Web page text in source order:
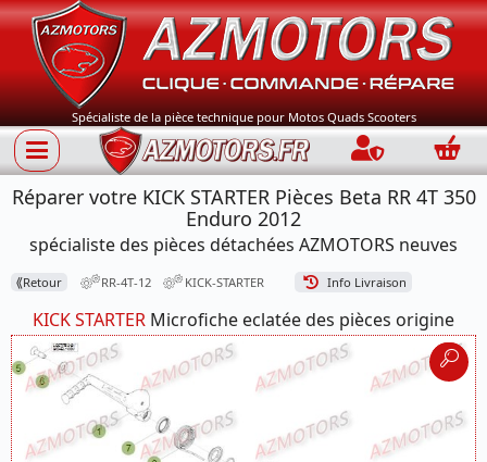
Spécialiste de la pièce technique pour Motos Quads Scooters
Connection
Réparer votre KICK STARTER Pièces Beta RR 4T 350
Enduro 2012
spécialiste des pièces détachées AZMOTORS neuves
⟪Retour RR-4T-12 KICK-STARTER Info Livraison
KICK STARTER Microfiche eclatée des pièces origine